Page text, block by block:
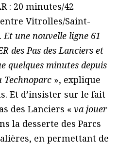
: 20 minutes/42
Vitrolles/Saint-
Et une nouvelle ligne 61
des Pas des Lanciers et
quelques minutes depuis
», explique
Et d’insister sur le fait
des Lanciers « va jouer
la desserte des Parcs
en permettant de